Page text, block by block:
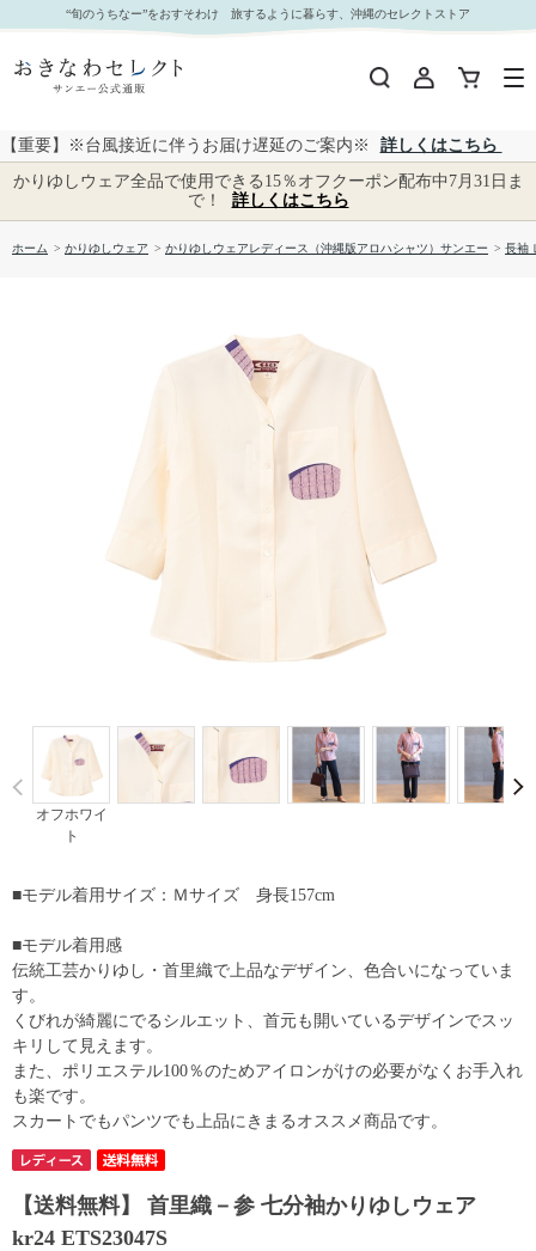
【送料無料】 首里織－参 七分袖かりゆしウェア kr24 ETS23047S｜おきなわセレクト サンエー
公式通販
“旬のうちなー”をおすそわけ 旅するように暮らす、沖縄のセレクトストア
【重要】※台風接近に伴うお届け遅延のご案内※
詳しくはこちら
かりゆしウェア全品で使用できる15％オフクーポン配布中7月31日ま
で！
詳しくはこちら
ホーム > かりゆしウェア > かりゆしウェアレディース（沖縄版アロハシャツ）サンエー > 長袖
オフホワイ
ト
Prev
【送料無料】 首里織－参 七分袖かりゆしウェア
kr24 ETS23047S
■モデル着用サイズ：Ｍサイズ 身長157cm
■モデル着用感
伝統工芸かりゆし・首里織で上品なデザイン、色合いになっていま
す。
くびれが綺麗にでるシルエット、首元も開いているデザインでスッ
キリして見えます。
また、ポリエステル100％のためアイロンがけの必要がなくお手入れ
も楽です。
スカートでもパンツでも上品にきまるオススメ商品です。